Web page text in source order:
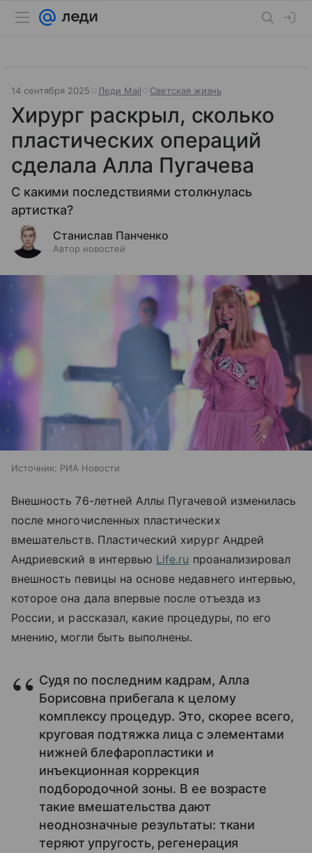
14 сентября 2025 Леди Mail Светская жизнь
Хирург раскрыл, сколько
пластических операций
сделала Алла Пугачева
С какими последствиями столкнулась
артистка?
Станислав Панченко
Автор новостей
Источник: РИА Новости
Внешность 76-летней Аллы Пугачевой изменилась
после многочисленных пластических
вмешательств. Пластический хирург Андрей
Андриевский в интервью Life.ru проанализировал
внешность певицы на основе недавнего интервью,
которое она дала впервые после отъезда из
России, и рассказал, какие процедуры, по его
мнению, могли быть выполнены.
Судя по последним кадрам, Алла
Борисовна прибегала к целому
комплексу процедур. Это, скорее всего,
круговая подтяжка лица с элементами
нижней блефаропластики и
инъекционная коррекция
подбородочной зоны. В ее возрасте
такие вмешательства дают
неоднозначные результаты: ткани
теряют упругость, регенерация